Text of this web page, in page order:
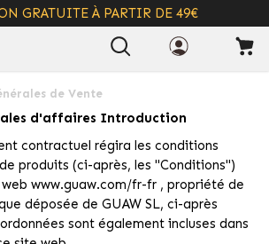
GRATUITE À PARTIR DE 49€
de Vente
d'affaires Introduction
contractuel régira les conditions
produits (ci-après, les "Conditions")
www.guaw.com/fr-fr , propriété de
déposée de GUAW SL, ci-après
sont également incluses dans